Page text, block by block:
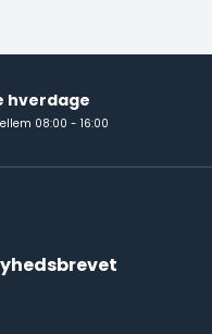
hverdage
08:00 - 16:00